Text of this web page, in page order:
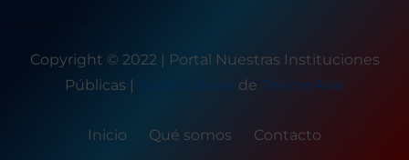
Copyright © 2022 | Portal Nuestras Instituciones
Públicas | Seattle News de ThemeArile
Inicio Qué somos Contacto